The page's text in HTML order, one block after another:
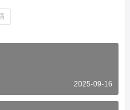
2025-09-16